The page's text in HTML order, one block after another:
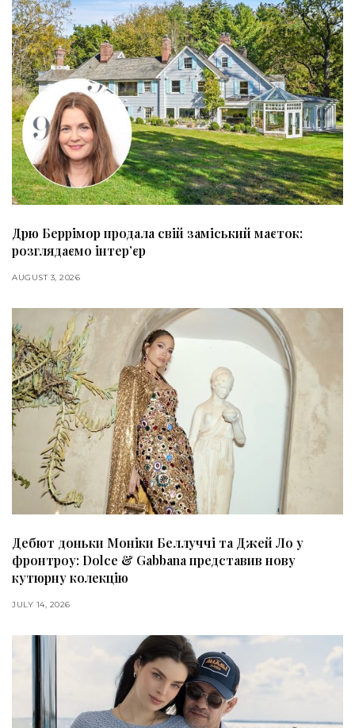
Дрю Беррімор продала свій заміський маєток:
розглядаємо інтер’єр
AUGUST 3, 2026
Дебют доньки Моніки Беллуччі та Джей Ло у
фронтроу: Dolce & Gabbana представив нову
кутюрну колекцію
JULY 14, 2026